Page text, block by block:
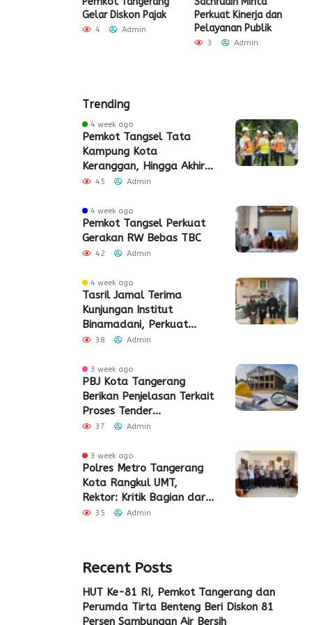
Gelar Diskon Pajak
4 Admin
Perkuat Kinerja dan
Pelayanan Publik
3 Admin
Trending
4 week ago
Pemkot Tangsel Tata
Kampung Kota
Keranggan, Hingga Akhir
2026
45 Admin
4 week ago
Pemkot Tangsel Perkuat
Gerakan RW Bebas TBC
42 Admin
4 week ago
Tasril Jamal Terima
Kunjungan Institut
Binamadani, Perkuat
Sinergi Bangun SDM Kota
38 Admin
3 week ago
PBJ Kota Tangerang
Berikan Penjelasan Terkait
Proses Tender
Pembangunan Eks Pabrik
37 Admin
3 week ago
Polres Metro Tangerang
Kota Rangkul UMT,
Rektor: Kritik Bagian dari
Demokrasi
35 Admin
Recent Posts
HUT Ke-81 RI, Pemkot Tangerang dan
Perumda Tirta Benteng Beri Diskon 81
Persen Sambungan Air Bersih